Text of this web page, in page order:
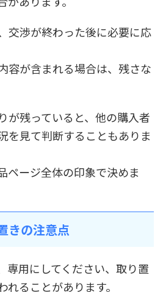
交渉が終わった後に必要に応
容が含まれる場合は、残さな
が残っていると、他の購入者
を見て判断することもありま
ページ全体の印象で決めま
きの注意点
専用にしてください、取り置
れることがあります。